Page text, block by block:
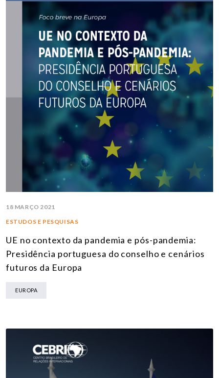
18 MARÇO 2021
ESTUDOS E PESQUISAS
UE no contexto da pandemia e pós-pandemia:
Presidência portuguesa do conselho e cenários
futuros da Europa
EUROPA